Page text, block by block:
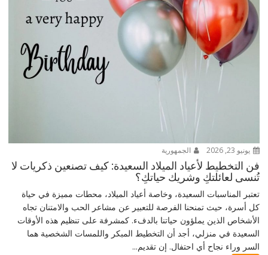
يونيو 23, 2026 الجمهورية
فن التخطيط لأعياد الميلاد السعيدة: كيف تصنعين ذكريات لا
تُنسى لعائلتكِ وشريك حياتكِ؟
تعتبر المناسبات السعيدة، وخاصة أعياد الميلاد، محطات مميزة في حياة
كل أسرة، حيث تمنحنا الفرصة للتعبير عن مشاعر الحب والامتنان تجاه
الأشخاص الذين يملؤون حياتنا بالدفء. كمشرفة على تنظيم هذه الأوقات
السعيدة في منزلي، أجد أن التخطيط المبكر واللمسات الشخصية هما
السر وراء نجاح أي احتفال. إن تقديم...